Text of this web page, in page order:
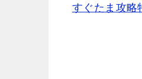
すぐたま攻略